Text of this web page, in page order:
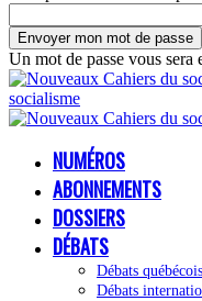
Un mot de passe vous sera
socialisme
NUMÉROS
ABONNEMENTS
DOSSIERS
DÉBATS
Débats québécois
Débats